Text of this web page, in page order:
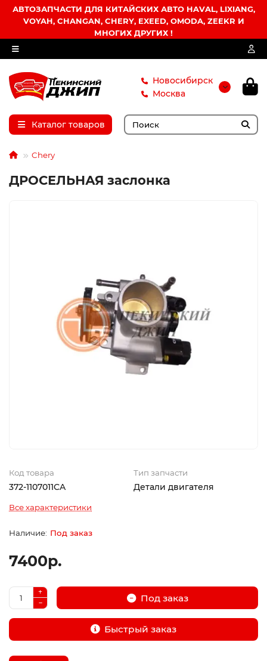
АВТОЗАПЧАСТИ ДЛЯ КИТАЙСКИХ АВТО HAVAL, LIXIANG,
VOYAH, CHANGAN, CHERY, EXEED, OMODA, ZEEKR И
МНОГИХ ДРУГИХ !
Новосибирск
Москва
Каталог товаров
Chery
ДРОСЕЛЬНАЯ заслонка
Код товара
372-1107011CA
Тип запчасти
Детали двигателя
Все характеристики
Под заказ
7400р.
Под заказ
Быстрый заказ